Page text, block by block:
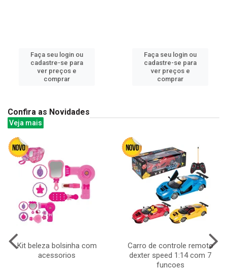
Faça seu login ou
cadastre-se para
ver preços e
comprar
Faça seu login ou
cadastre-se para
ver preços e
comprar
Confira as Novidades
Veja mais
Kit beleza bolsinha com
acessorios
Carro de controle remoto
dexter speed 1:14 com 7
funcoes